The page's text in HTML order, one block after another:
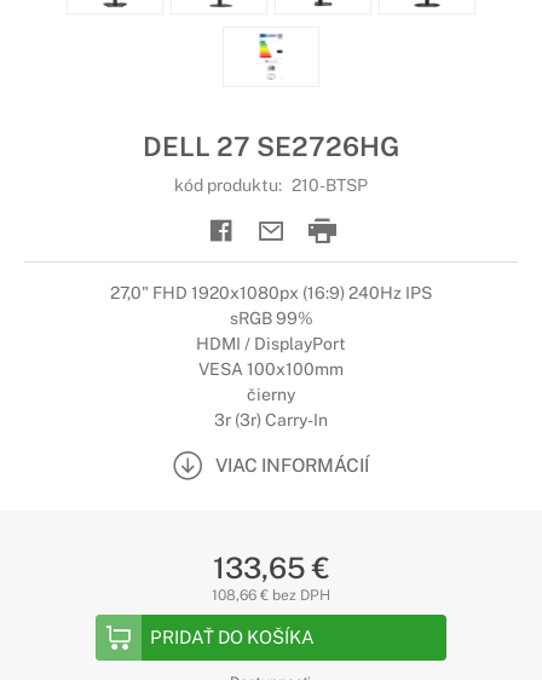
DELL 27 SE2726HG
kód produktu: 210-BTSP
27,0" FHD 1920x1080px (16:9) 240Hz IPS
sRGB 99%
HDMI / DisplayPort
VESA 100x100mm
čierny
3r (3r) Carry-In
VIAC INFORMÁCIÍ
133,65 €
108,66 € bez DPH
PRIDAŤ DO KOŠÍKA